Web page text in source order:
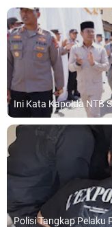
Ini Kata Kapolda NTB
Polisi Tangkap Pelaku